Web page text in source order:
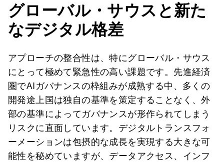
グローバル・サウスと新た
なデジタル格差
アプローチの整合性は、特にグローバル・サウス
にとって極めて緊急性の高い課題です。先進経済
圏でAIガバナンスの枠組みが成熟する中、多くの
開発途上国は独自の基準を策定することなく、外
部の基準によってガバナンスが形作られてしまう
リスクに直面しています。デジタルトランスフォ
ーメーションは包摂的な成長を実現する大きな可
能性を秘めていますが、データアクセス、インフ